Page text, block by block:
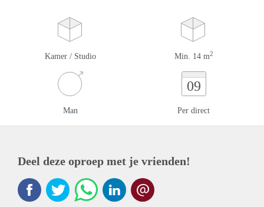
Kamer / Studio Min. 14 m2
Man
09
Per direct
Deel deze oproep met je vrienden!